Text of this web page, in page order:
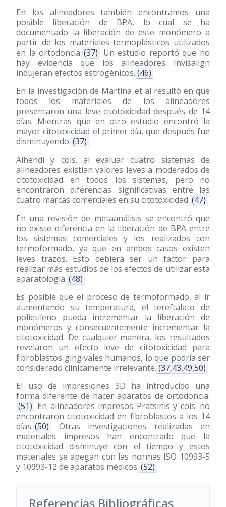
En los alineadores también encontramos una
posible liberación de BPA, lo cual se ha
documentado la liberación de este monómero a
partir de los materiales termoplásticos utilizados
en la ortodoncia. (37) Un estudio reportó que no
hay evidencia que los alineadores Invisalign
indujeran efectos estrogénicos. (46)
En la investigación de Martina et al resultó en que
todos los materiales de los alineadores
presentaron una leve citotoxicidad después de 14
días. Mientras que en otro estudio encontró la
mayor citotoxicidad el primer día, que después fue
disminuyendo. (37)
Alhendi y cols. al evaluar cuatro sistemas de
alineadores existían valores leves a moderados de
citotoxicidad en todos los sistemas, pero no
encontraron diferencias significativas entre las
cuatro marcas comerciales en su citotoxicidad. (47)
En una revisión de metaanálisis se encontró que
no existe diferencia en la liberación de BPA entre
los sistemas comerciales y los realizados con
termoformado, ya que en ambos casos existen
leves trazos. Esto debiera ser un factor para
realizar más estudios de los efectos de utilizar esta
aparatología. (48)
Es posible que el proceso de termoformado, al ir
aumentando su temperatura, el tereftalato de
polietileno pueda incrementar la liberación de
monómeros y consecuentemente incrementar la
citotoxicidad. De cualquier manera, los resultados
revelaron un efecto leve de citotoxicidad para
fibroblastos gingivales humanos, lo que podría ser
considerado clínicamente irrelevante. (37,43,49,50)
El uso de impresiones 3D ha introducido una
forma diferente de hacer aparatos de ortodoncia.
(51) En alineadores impresos Pratsinis y cols. no
encontraron citotoxicidad en fibroblastos a los 14
días. (50)
Otras investigaciones realizadas en
materiales impresos han encontrado que la
citotoxicidad disminuye con el tiempo y estos
materiales se apegan con las normas ISO 10993-5
y 10993-12 de aparatos médicos. (52)
Referencias Bibliográficas